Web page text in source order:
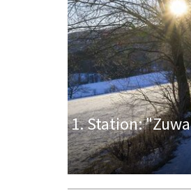
1. Station: